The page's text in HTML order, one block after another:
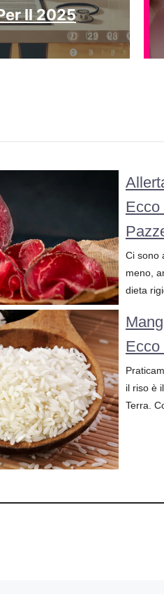
Il 2025
Ecco
Ci sono
meno,
dieta
Ecco
il riso è
Terra.